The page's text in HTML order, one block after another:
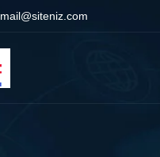
mail@siteniz.com